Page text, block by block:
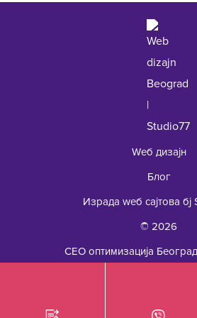
Wеб дизајн
Блог
Израда wеб сајтова бј
© 2026
СЕО оптимизација